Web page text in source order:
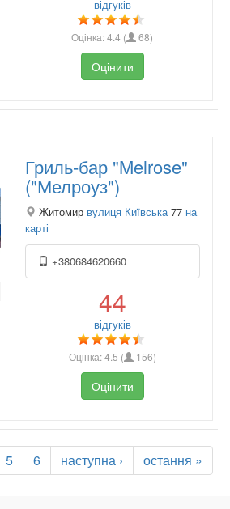
відгуків
Оцінка:4.4 ( 68)
Оцінити
Гриль-бар "Melrose"
("Мелроуз")
Житомир вулиця Київська 77 на
карті
+380684620660
44
відгуків
Оцінка:4.5 ( 156)
Оцінити
5 6 наступна › остання »